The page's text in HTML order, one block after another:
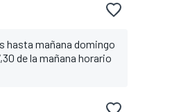
hasta mañana domingo
de la mañana horario